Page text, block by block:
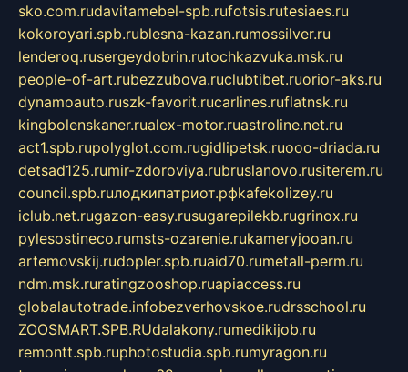
sko.com.rudavitamebel-spb.rufotsis.rutesiaes.ru
kokoroyari.spb.rublesna-kazan.rumossilver.ru
lenderoq.rusergeydobrin.rutochkazvuka.msk.ru
people-of-art.rubezzubova.ruclubtibet.ruorior-aks.ru
dynamoauto.ruszk-favorit.rucarlines.ruflatnsk.ru
kingbolenskaner.rualex-motor.ruastroline.net.ru
act1.spb.rupolyglot.com.rugidlipetsk.ruooo-driada.ru
detsad125.rumir-zdoroviya.rubruslanovo.rusiterem.ru
council.spb.ruлодкипатриот.рфkafekolizey.ru
iclub.net.rugazon-easy.rusugarepilekb.rugrinox.ru
pylesostineco.rumsts-ozarenie.rukameryjooan.ru
artemovskij.rudopler.spb.ruaid70.rumetall-perm.ru
ndm.msk.ruratingzooshop.ruapiaccess.ru
globalautotrade.infobezverhovskoe.rudrsschool.ru
ZOOSMART.SPB.RUdalakony.rumedikijob.ru
remontt.spb.ruphotostudia.spb.rumyragon.ru